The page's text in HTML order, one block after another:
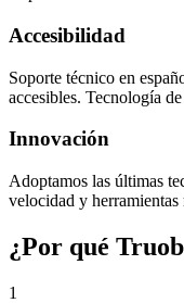
Accesibilidad
Soporte técnico en
accesibles. Tecnología
Innovación
Adoptamos las últimas
velocidad y herramientas
¿Por qué
1